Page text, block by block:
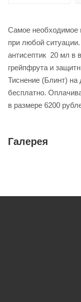
Самое необходимое
при любой
антисептик 20 мл в
грейпфрута и
Тиснение (Блинт) на
бесплатно.
в размере 6200
Галерея